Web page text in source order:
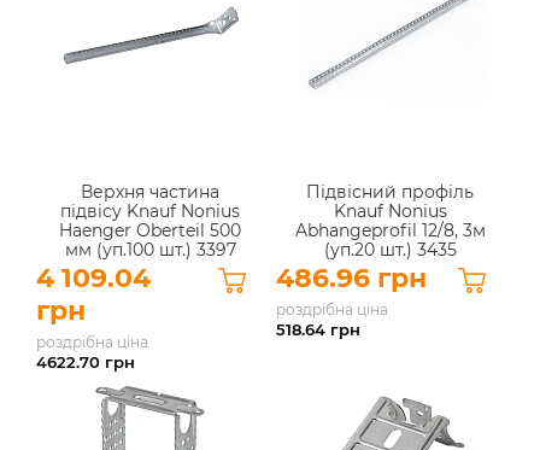
Верхня частина
підвісу Knauf Nonius
Haenger Oberteil 500
мм (уп.100 шт.) 3397
4 109.04
грн
роздрібна ціна
4622.70 грн
Підвісний профіль
Knauf Nonius
Abhangeprofil 12/8, 3м
(уп.20 шт.) 3435
486.96 грн
роздрібна ціна
518.64 грн